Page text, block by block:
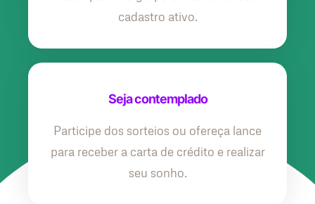
cadastro ativo.
Seja contemplado
Participe dos sorteios ou ofereça lance
para receber a carta de crédito e realizar
seu sonho.